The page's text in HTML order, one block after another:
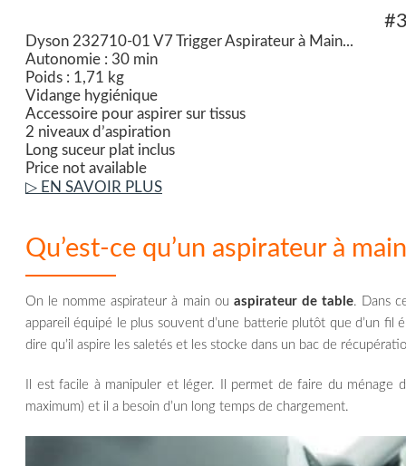
Dyson 232710-01 V7 Trigger Aspirateur à Main...
Autonomie : 30 min
Poids : 1,71 kg
Vidange hygiénique
Accessoire pour aspirer sur tissus
2 niveaux d’aspiration
Long suceur plat inclus
Price not available
▷ EN SAVOIR PLUS
Qu’est-ce qu’un aspirateur à
On le nomme aspirateur à main ou aspirateur de table. Dans
appareil équipé le plus souvent d’une batterie plutôt que d’un fil
dire qu’il aspire les saletés et les stocke dans un bac de
Il est facile à manipuler et léger. Il permet de faire du
maximum) et il a besoin d’un long temps de chargement.